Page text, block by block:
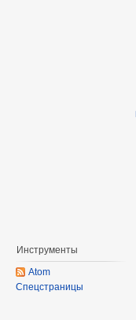
Инструменты
Atom
Спецстраницы